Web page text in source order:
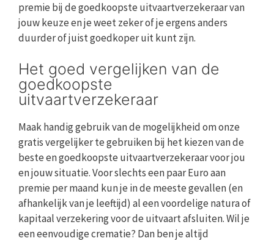
premie bij de goedkoopste uitvaartverzekeraar van
jouw keuze en je weet zeker of je ergens anders
duurder of juist goedkoper uit kunt zijn.
Het goed vergelijken van de
goedkoopste
uitvaartverzekeraar
Maak handig gebruik van de mogelijkheid om onze
gratis vergelijker te gebruiken bij het kiezen van de
beste en goedkoopste uitvaartverzekeraar voor jou
en jouw situatie. Voor slechts een paar Euro aan
premie per maand kun je in de meeste gevallen (en
afhankelijk van je leeftijd) al een voordelige natura of
kapitaal verzekering voor de uitvaart afsluiten. Wil je
een eenvoudige crematie? Dan ben je altijd